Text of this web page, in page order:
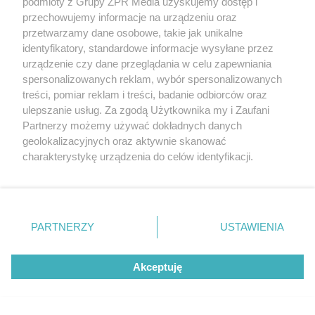
ZAKUPY
Jesień w Pepco! Stylowe kubki i
5
przechowujemy informacje na urządzeniu oraz
przetwarzamy dane osobowe, takie jak unikalne
identyfikatory, standardowe informacje wysyłane przez
urządzenie czy dane przeglądania w celu zapewniania
spersonalizowanych reklam, wybór spersonalizowanych
treści, pomiar reklam i treści, badanie odbiorców oraz
ulepszanie usług. Za zgodą Użytkownika my i Zaufani
Partnerzy możemy używać dokładnych danych
geolokalizacyjnych oraz aktywnie skanować
charakterystykę urządzenia do celów identyfikacji.
zmienić/wycofać klikając przycisk ustawień prywatności
znajdujący się w lewym dolnym rogu strony
rodzaje przetwarzania danych nie wymagają zgody
użytkownika, ale masz prawo sprzeciwić się takiemu
przetwarzaniu. Preferencje będą miały zastosowanie tylko
PARTNERZY USTAWIENIA
Akceptuję